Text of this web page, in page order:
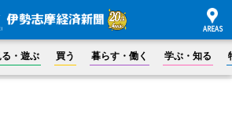
る・遊ぶ 買う 暮らす・働く 学ぶ・知る